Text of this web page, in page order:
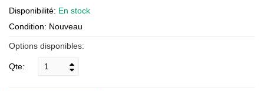
Disponibilité: En stock
Condition: Nouveau
Options disponibles:
Qte: